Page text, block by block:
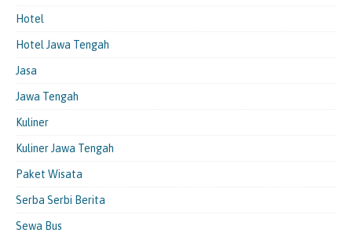
Hotel
Hotel Jawa Tengah
Jasa
Jawa Tengah
Kuliner
Kuliner Jawa Tengah
Paket Wisata
Serba Serbi Berita
Sewa Bus